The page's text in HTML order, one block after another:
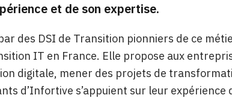
et de son expertise.
des DSI de Transition pionniers de ce
IT en France. Elle propose aux
digitale, mener des projets de
d’Infortive s’appuient sur leur